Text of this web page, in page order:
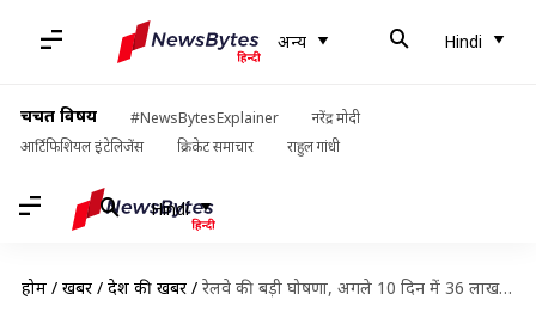
अन्य Hindi
चर्चित विषय #NewsBytesExplainer
नरेंद्र मोदी
आर्टिफिशियल इंटेलिजेंस
क्रिकेट समाचार राहुल गांधी
Hindi
होम / खबरें / देश की खबरें / रेलवे की बड़ी घोषणा, अगले 10 दिन में 36 लाख प्रवासियों के लिए चलाएगा 2,600 ट्रेनें